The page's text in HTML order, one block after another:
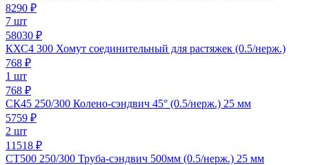
8290 ₽
7 шт
58030 ₽
КХС4 300 Хомут соединительный для растяжек (0.5/нерж.)
768 ₽
1 шт
768 ₽
СК45 250/300 Колено-сэндвич 45° (0.5/нерж.) 25 мм
5759 ₽
2 шт
11518 ₽
СТ500 250/300 Труба-сэндвич 500мм (0.5/нерж.) 25 мм